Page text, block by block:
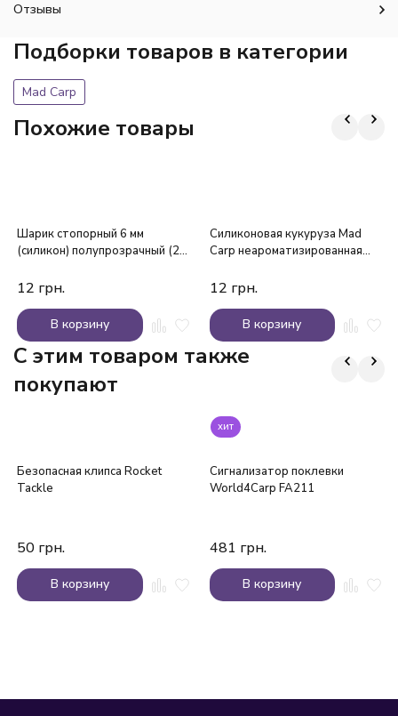
Отзывы
Подборки товаров в категории
Mad Carp
Похожие товары
Шарик стопорный 6 мм
(силикон) полупрозрачный (20
12 грн.
В корзину
Силиконовая кукуруза Mad
Carp неароматизированная
12 грн.
В корзину
C этим товаром также
покупают
Безопасная клипса Rocket
Tackle
50 грн.
В корзину
хит
Сигнализатор поклевки
World4Carp FA211
481 грн.
В корзину